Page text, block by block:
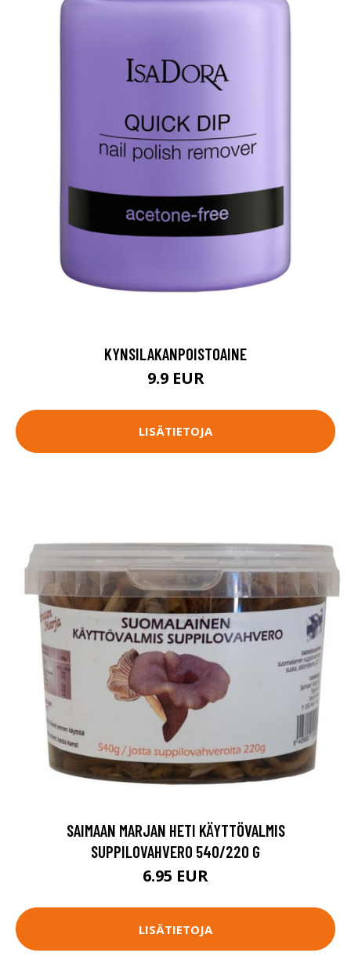
KYNSILAKANPOISTOAINE
9.9 EUR
LISÄTIETOJA
SAIMAAN MARJAN HETI KÄYTTÖVALMIS
SUPPILOVAHVERO 540/220 G
6.95 EUR
LISÄTIETOJA